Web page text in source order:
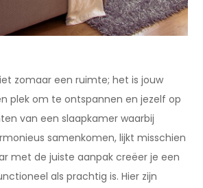
zomaar een ruimte; het is jouw
plek om te ontspannen en jezelf op
van een slaapkamer waarbij
samenkomen, lijkt misschien
met de juiste aanpak creëer je een
als prachtig is. Hier zijn